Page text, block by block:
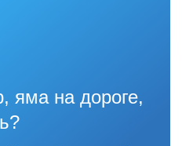
яма на дороге,